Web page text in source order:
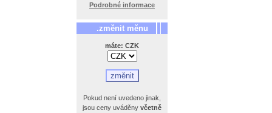
Podrobné informace
.změnit měnu
máte: CZK
Pokud není uvedeno jinak,
jsou ceny uváděny včetně